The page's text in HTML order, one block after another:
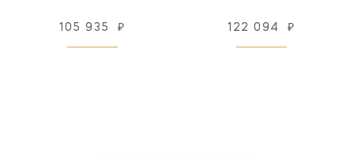
105 935 ₽ 122 094 ₽